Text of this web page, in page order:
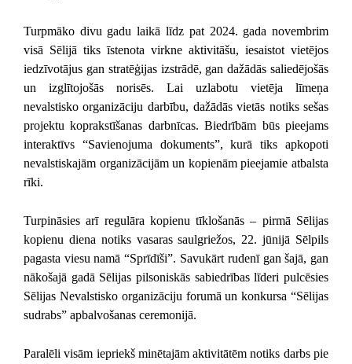
Turpmāko divu gadu laikā līdz pat 2024. gada novembrim
visā Sēlijā tiks īstenota virkne aktivitāšu, iesaistot vietējos
iedzīvotājus gan stratēģijas izstrādē, gan dažādās saliedējošās
un izglītojošās norisēs. Lai uzlabotu vietēja līmeņa
nevalstisko organizāciju darbību, dažādās vietās notiks sešas
projektu koprakstīšanas darbnīcas. Biedrībām būs pieejams
interaktīvs “Savienojuma dokuments”, kurā tiks apkopoti
nevalstiskajām organizācijām un kopienām pieejamie atbalsta
rīki.
Turpināsies arī regulāra kopienu tīklošanās – pirmā Sēlijas
kopienu diena notiks vasaras saulgriežos, 22. jūnijā Sēlpils
pagasta viesu namā “Sprīdīši”. Savukārt rudenī gan šajā, gan
nākošajā gadā Sēlijas pilsoniskās sabiedrības līderi pulcēsies
Sēlijas Nevalstisko organizāciju forumā un konkursa “Sēlijas
sudrabs” apbalvošanas ceremonijā.
Paralēli visām iepriekš minētajām aktivitātēm notiks darbs pie